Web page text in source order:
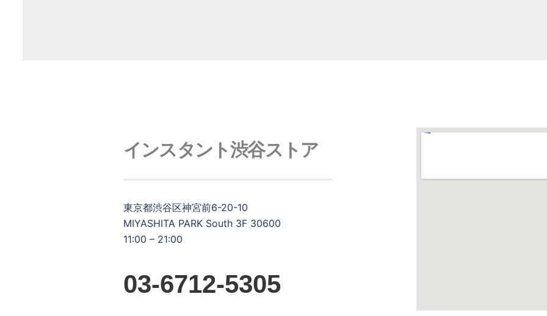
インスタント渋谷ストア
東京都渋谷区神宮前6-20-10
MIYASHITA PARK South 3F 30600
11:00 – 21:00
03-6712-5305